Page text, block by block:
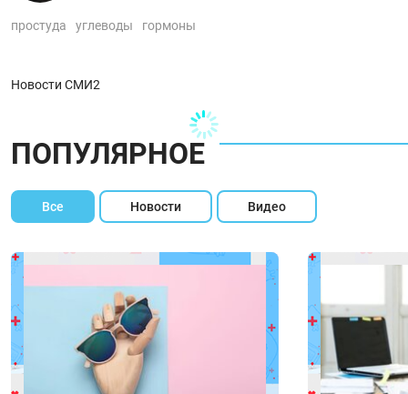
простуда углеводы гормоны
Новости СМИ2
ПОПУЛЯРНОЕ
Все Новости Видео